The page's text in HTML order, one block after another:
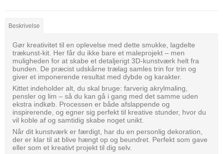
Beskrivelse
Gør kreativitet til en oplevelse med dette smukke, lagdelte
trækunst-kit. Her får du ikke bare et maleprojekt – men
muligheden for at skabe et detaljerigt 3D-kunstværk helt fra
bunden. De præcist udskårne trælag samles trin for trin og
giver et imponerende resultat med dybde og karakter.
Kittet indeholder alt, du skal bruge: farverig akrylmaling,
pensler og lim – så du kan gå i gang med det samme uden
ekstra indkøb. Processen er både afslappende og
inspirerende, og egner sig perfekt til kreative stunder, hvor du
vil koble af og samtidig skabe noget unikt.
Når dit kunstværk er færdigt, har du en personlig dekoration,
der er klar til at blive hængt op og beundret. Perfekt som gave
eller som et kreativt projekt til dig selv.